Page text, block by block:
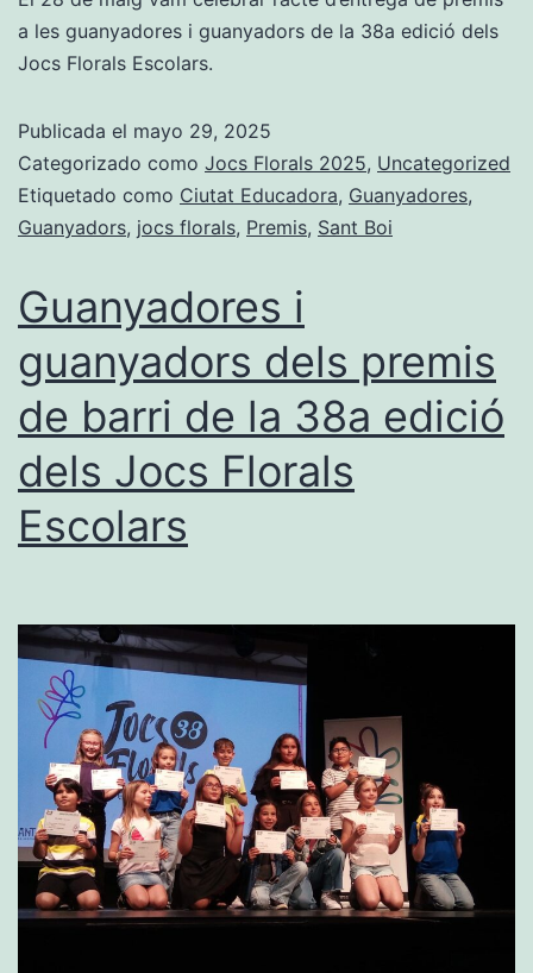
a les guanyadores i guanyadors de la 38a edició dels
Jocs Florals Escolars.
Publicada el mayo 29, 2025
Categorizado como Jocs Florals 2025, Uncategorized
Etiquetado como Ciutat Educadora, Guanyadores,
Guanyadors, jocs florals, Premis, Sant Boi
Guanyadores i
guanyadors dels premis
de barri de la 38a edició
dels Jocs Florals
Escolars